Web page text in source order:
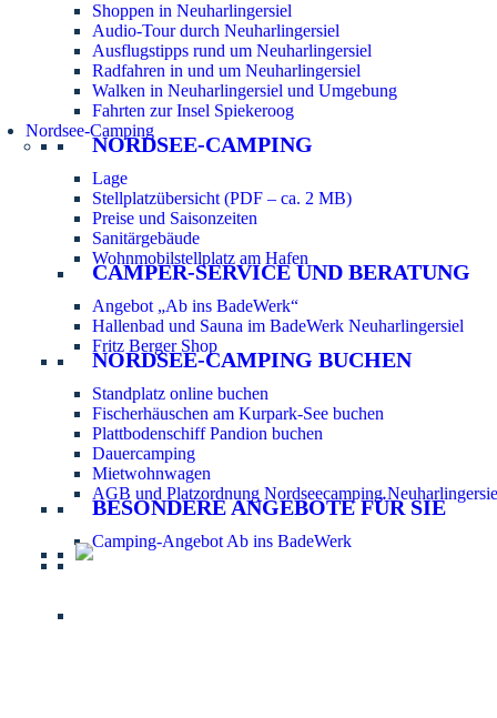
Shoppen in Neuharlingersiel
Audio-Tour durch Neuharlingersiel
Ausflugstipps rund um Neuharlingersiel
Radfahren in und um Neuharlingersiel
Walken in Neuharlingersiel und Umgebung
Fahrten zur Insel Spiekeroog
Nordsee-Camping
NORDSEE-CAMPING
Lage
Stellplatzübersicht (PDF – ca. 2 MB)
Preise und Saisonzeiten
Sanitärgebäude
Wohnmobilstellplatz am Hafen
CAMPER-SERVICE UND BERATUNG
Angebot „Ab ins BadeWerk“
Hallenbad und Sauna im BadeWerk Neuharlingersiel
Fritz Berger Shop
NORDSEE-CAMPING BUCHEN
Standplatz online buchen
Fischerhäuschen am Kurpark-See buchen
Plattbodenschiff Pandion buchen
Dauercamping
Mietwohnwagen
AGB und Platzordnung Nordseecamping
BESONDERE ANGEBOTE FÜR SIE
Camping-Angebot Ab ins BadeWerk